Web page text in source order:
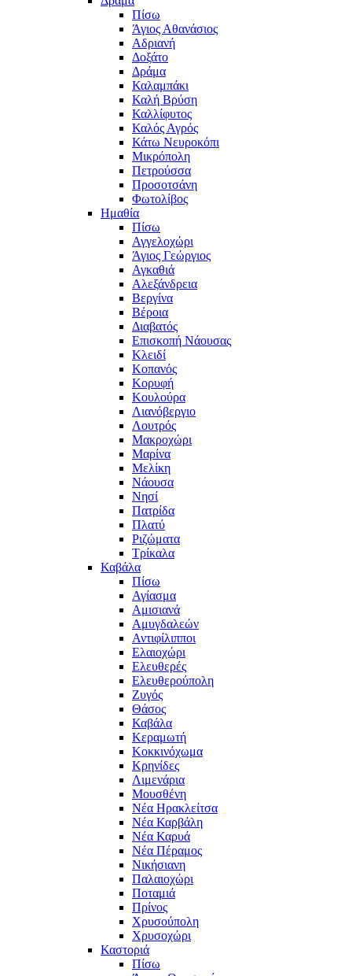
Πίσω
Άγιος Αθανάσιος
Αδριανή
Δοξάτο
Δράμα
Καλαμπάκι
Καλή Βρύση
Καλλίφυτος
Καλός Αγρός
Κάτω Νευροκόπι
Μικρόπολη
Πετρούσσα
Προσοτσάνη
Φωτολίβος
Ημαθία
Πίσω
Αγγελοχώρι
Άγιος Γεώργιος
Αγκαθιά
Αλεξάνδρεια
Βεργίνα
Βέροια
Διαβατός
Επισκοπή Νάουσας
Κλειδί
Κοπανός
Κορυφή
Κουλούρα
Λιανόβεργιο
Λουτρός
Μακροχώρι
Μαρίνα
Μελίκη
Νάουσα
Νησί
Πατρίδα
Πλατύ
Ριζώματα
Τρίκαλα
Καβάλα
Πίσω
Αγίασμα
Αμισιανά
Αμυγδαλεών
Αντιφίλιπποι
Ελαιοχώρι
Ελευθερές
Ελευθερούπολη
Ζυγός
Θάσος
Καβάλα
Κεραμωτή
Κοκκινόχωμα
Κρηνίδες
Λιμενάρια
Μουσθένη
Νέα Ηρακλείτσα
Νέα Καρβάλη
Νέα Καρυά
Νέα Πέραμος
Νικήσιανη
Παλαιοχώρι
Ποταμιά
Πρίνος
Χρυσούπολη
Χρυσοχώρι
Καστοριά
Πίσω